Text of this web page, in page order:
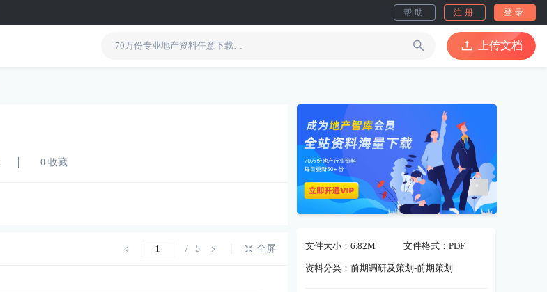
帮助 注册 登录
上传文档
0 收藏
/ 5 全屏 文件大小：6.82M 文件格式：PDF
资料分类：前期调研及策划-前期策划